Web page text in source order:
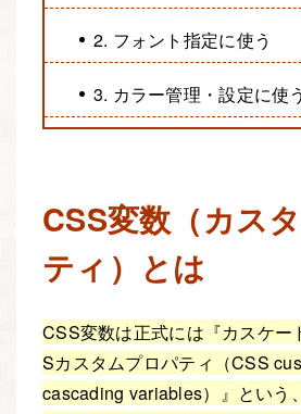
2. フォント指定に使う
3. カラー管理・設定に使う
CSS変数（カス
ティ）とは
CSS変数は正式には『カスケー
Sカスタムプロパティ（CSS
cascading variables）』という